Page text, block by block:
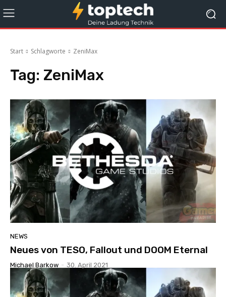
Start Schlagworte ZeniMax
Tag: ZeniMax
NEWS
Neues von TESO, Fallout und DOOM Eternal
Michael Barkow - 30. April 2021